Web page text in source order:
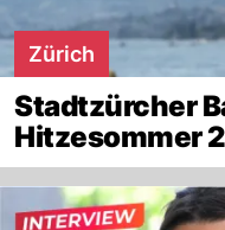
Zürich
Stadtzürcher
Hitzesommer